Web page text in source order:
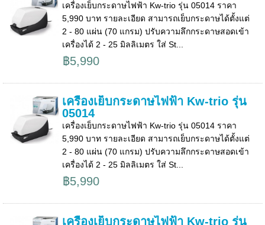
เครื่องเย็บกระดาษไฟฟ้า Kw-trio รุ่น 05014 ราคา
5,990 บาท รายละเอียด สามารถเย็บกระดาษได้ตั้งแต่
2 - 80 แผ่น (70 แกรม) ปรับความลึกกระดาษสอดเข้า
เครื่องได้ 2 - 25 มิลลิเมตร ใส่ St...
฿5,990
เครื่องเย็บกระดาษไฟฟ้า Kw-trio รุ่น
05014
เครื่องเย็บกระดาษไฟฟ้า Kw-trio รุ่น 05014 ราคา
5,990 บาท รายละเอียด สามารถเย็บกระดาษได้ตั้งแต่
2 - 80 แผ่น (70 แกรม) ปรับความลึกกระดาษสอดเข้า
เครื่องได้ 2 - 25 มิลลิเมตร ใส่ St...
฿5,990
เครื่องเย็บกระดาษไฟฟ้า Kw-trio รุ่น